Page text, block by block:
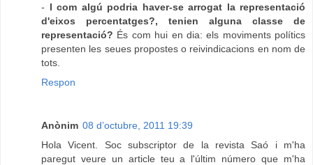
- I com algú podria haver-se arrogat la representació
d'eixos percentatges?, tenien alguna classe de
representació? És com hui en dia: els moviments polítics
presenten les seues propostes o reivindicacions en nom de
tots.
Respon
Anònim 08 d’octubre, 2011 19:39
Hola Vicent. Soc subscriptor de la revista Saó i m'ha
paregut veure un article teu a l'últim número que m'ha